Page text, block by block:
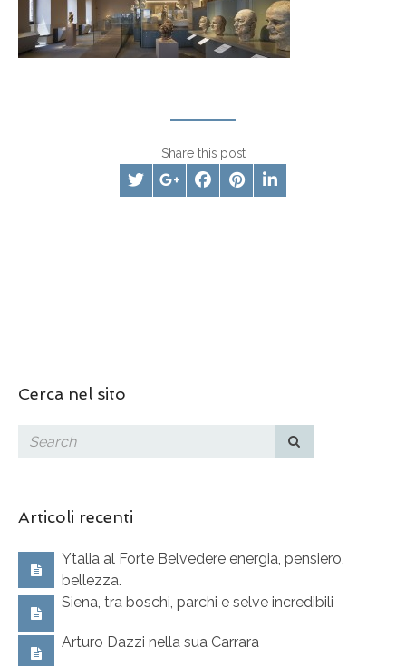
Share this post
Cerca nel sito
Articoli recenti
Ytalia al Forte Belvedere energia, pensiero,
bellezza.
Siena, tra boschi, parchi e selve incredibili
Arturo Dazzi nella sua Carrara